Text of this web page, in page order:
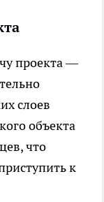
проекта —
слоев
объекта
что
к